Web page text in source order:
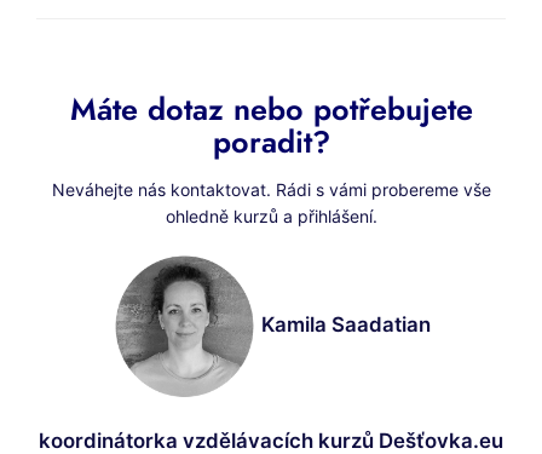
Máte dotaz nebo potřebujete
poradit?
Neváhejte nás kontaktovat. Rádi s vámi probereme vše
ohledně kurzů a přihlášení.
Kamila Saadatian
koordinátorka vzdělávacích kurzů Dešťovka.eu